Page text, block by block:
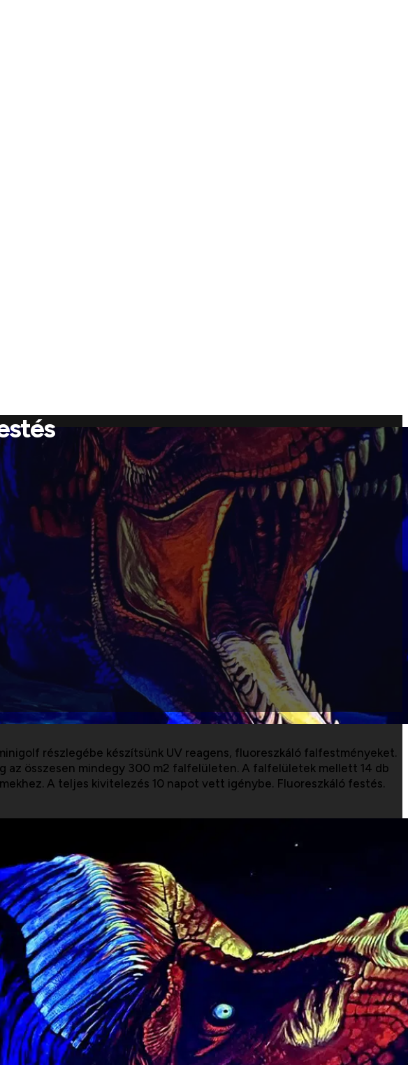
részlegébe készítsünk UV reagens, fluoreszkáló falfestményeket.
összesen mindegy 300 m2 falfelületen. A falfelületek mellett 14 db
A teljes kivitelezés 10 napot vett igénybe. Fluoreszkáló festés.